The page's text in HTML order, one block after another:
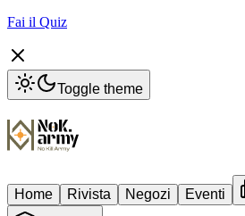
Fai il Quiz
Toggle theme
Home Rivista Negozi Eventi